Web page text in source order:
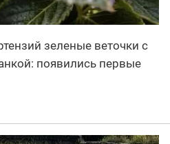
зеленые веточки с
появились первые